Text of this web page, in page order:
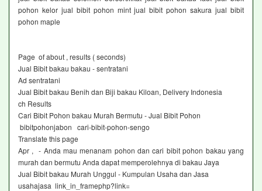
pohon kelor jual bibit pohon mint jual bibit pohon sakura jual bibit
pohon maple
Page of about , results ( seconds)
Jual Bibit bakau bakau - sentratani ‎
Ad sentratani ‎
Jual Bibit bakau Benih dan Biji bakau Kiloan, Delivery Indonesia
ch Results
Cari Bibit Pohon bakau Murah Bermutu - Jual Bibit Pohon
bibitpohonjabon cari-bibit-pohon-sengo
Translate this page
Apr , - Anda mau menanam pohon dan cari bibit pohon bakau yang
murah dan bermutu Anda dapat memperolehnya di bakau Jaya
Jual Bibit bakau Murah Unggul - Kumpulan Usaha dan Jasa
usahajasa link_in_framephp?link=